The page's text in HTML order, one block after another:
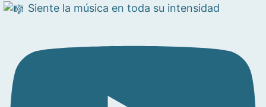
Siente la música en toda su intensidad